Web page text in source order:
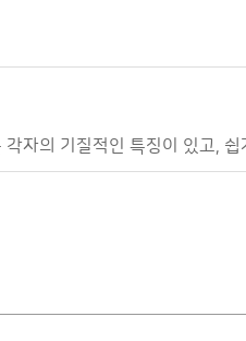
자의 기질적인 특징이 있고,